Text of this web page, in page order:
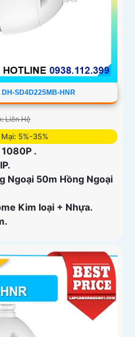
SD4D225MB-HNR
Liên Hệ
5%-35%
1080P .
IP.
Ngoại 50m Hồng Ngoại
Kim loại + Nhựa.